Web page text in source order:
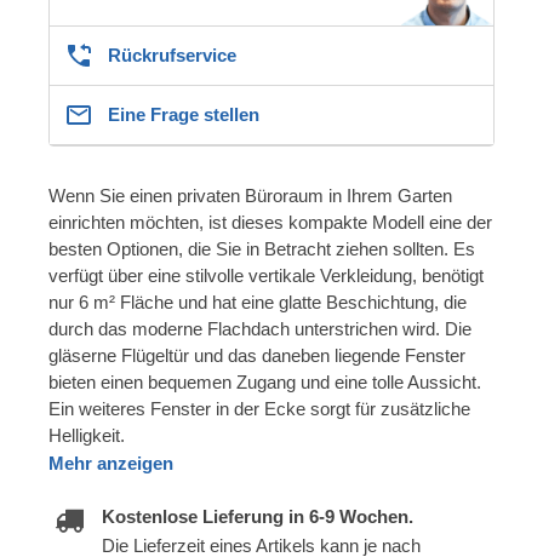
Rückrufservice
Eine Frage stellen
Wenn Sie einen privaten Büroraum in Ihrem Garten
einrichten möchten, ist dieses kompakte Modell eine der
besten Optionen, die Sie in Betracht ziehen sollten. Es
verfügt über eine stilvolle vertikale Verkleidung, benötigt
nur 6 m² Fläche und hat eine glatte Beschichtung, die
durch das moderne Flachdach unterstrichen wird. Die
gläserne Flügeltür und das daneben liegende Fenster
bieten einen bequemen Zugang und eine tolle Aussicht.
Ein weiteres Fenster in der Ecke sorgt für zusätzliche
Helligkeit.
Mehr anzeigen
Kostenlose Lieferung in 6-9 Wochen.
Die Lieferzeit eines Artikels kann je nach